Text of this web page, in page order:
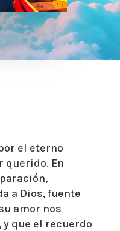
el eterno
querido. En
a Dios, fuente
amor nos
que el recuerdo